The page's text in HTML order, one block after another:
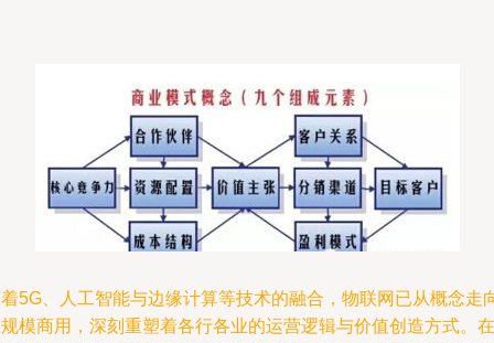
5G、人工智能与边缘计算等技术的融合，物联网已从概念走
模商用，深刻重塑着各行各业的运营逻辑与价值创造方式。在